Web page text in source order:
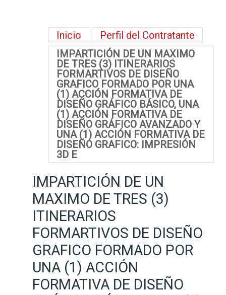
Inicio
Perfil del Contratante
IMPARTICIÓN DE UN MAXIMO
DE TRES (3) ITINERARIOS
FORMARTIVOS DE DISEÑO
GRAFICO FORMADO POR UNA
(1) ACCIÓN FORMATIVA DE
DISEÑO GRÁFICO BÁSICO, UNA
(1) ACCIÓN FORMATIVA DE
DISEÑO GRÁFICO AVANZADO Y
UNA (1) ACCIÓN FORMATIVA DE
DISEÑO GRAFICO: IMPRESIÓN
3D E
IMPARTICIÓN DE UN
MAXIMO DE TRES (3)
ITINERARIOS
FORMARTIVOS DE DISEÑO
GRAFICO FORMADO POR
UNA (1) ACCIÓN
FORMATIVA DE DISEÑO